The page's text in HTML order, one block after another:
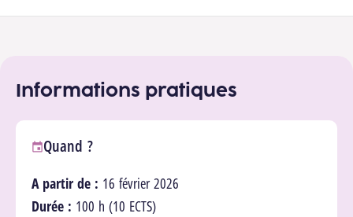
Informations pratiques
Quand ?
A partir de : 16 février 2026
Durée : 100 h (10 ECTS)